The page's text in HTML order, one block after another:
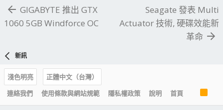
GIGABYTE 推出 GTX
1060 5GB Windforce OC
Seagate 發表 Multi
Actuator 技術, 硬碟效能新
革命
新訊
淺色明亮
正體中文（台灣）
連絡我們
使用條款與網站規範 隱私權政策 說明 首頁
S